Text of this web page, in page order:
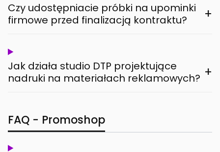
Czy udostępniacie próbki na upominki
firmowe przed finalizacją kontraktu?
+
Jak działa studio DTP projektujące
nadruki na materiałach reklamowych? +
FAQ - Promoshop